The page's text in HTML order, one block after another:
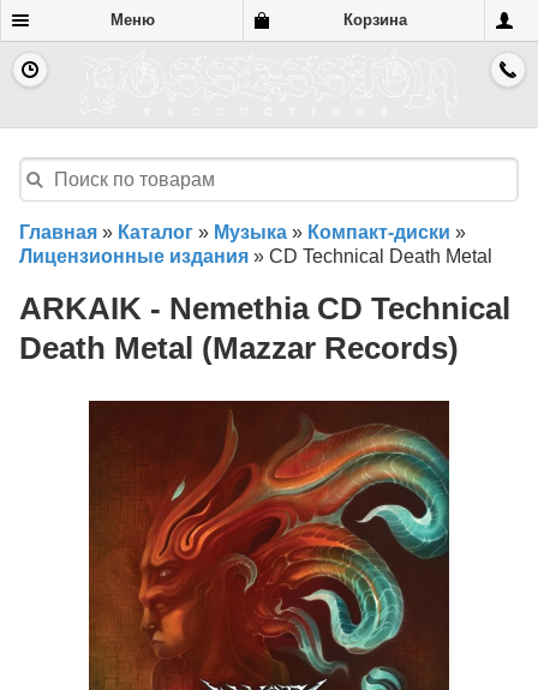
Меню Корзина
Главная » Каталог » Музыка » Компакт-диски »
Лицензионные издания » CD Technical Death Metal
ARKAIK - Nemethia CD Technical
Death Metal (Mazzar Records)